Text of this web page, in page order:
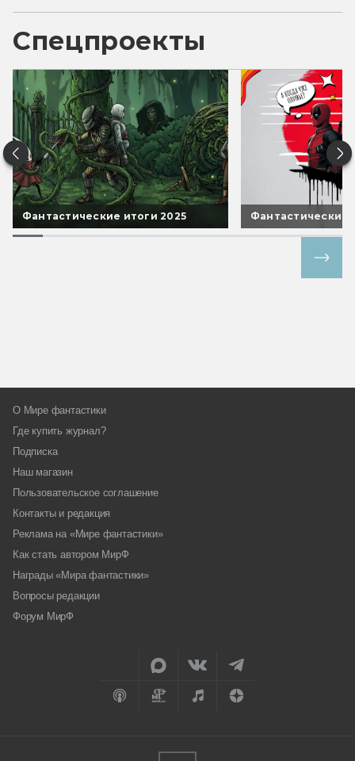
Спецпроекты
Фантастические итоги 2025 Фантастические
О Мире фантастики
Где купить журнал?
Подписка
Наш магазин
Пользовательское соглашение
Контакты и редакция
Реклама на «Мире фантастики»
Как стать автором МирФ
Награды «Мира фантастики»
Вопросы редакции
Форум МирФ